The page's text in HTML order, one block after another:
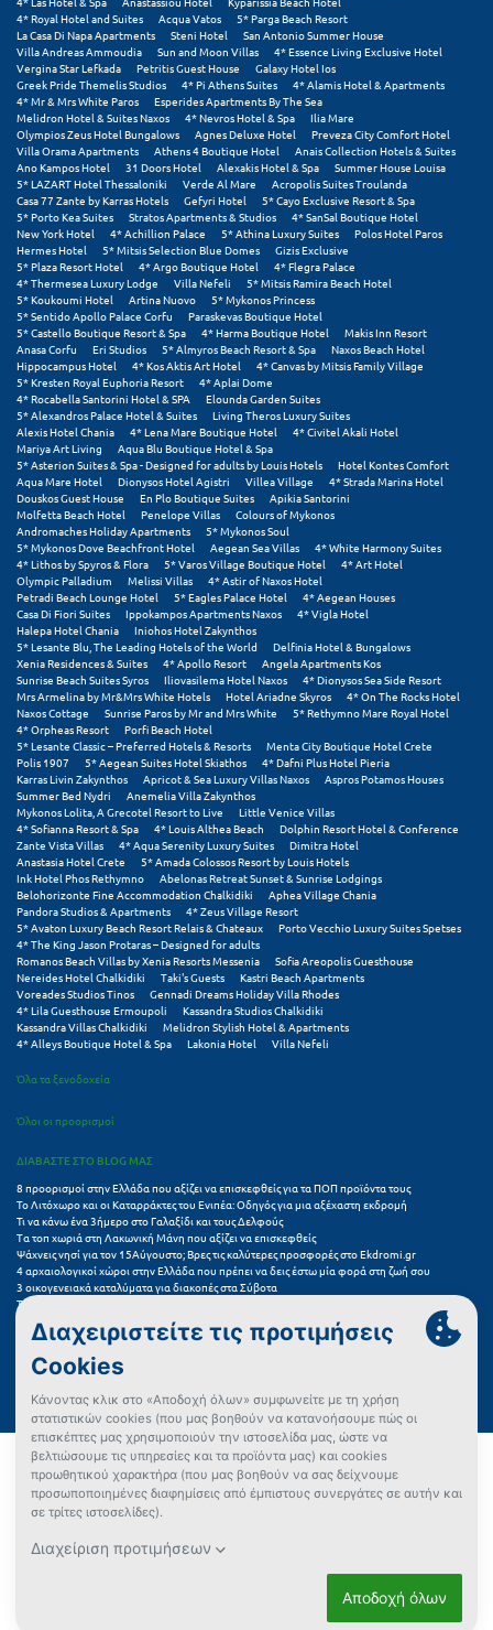
4* Royal Hotel and Suites
Acqua Vatos
5* Parga Beach Resort
La Casa Di Napa Apartments
Steni Hotel
San Antonio Summer House
Villa Andreas Ammoudia
Sun and Moon Villas
4* Essence Living Exclusive Hotel
Vergina Star Lefkada
Petritis Guest House
Galaxy Hotel Ios
Greek Pride Themelis Studios
4* Pi Athens Suites
4* Alamis Hotel & Apartments
4* Mr & Mrs White Paros
Esperides Apartments By The Sea
Melidron Hotel & Suites Naxos
4* Nevros Hotel & Spa
Ilia Mare
Olympios Zeus Hotel Bungalows
Agnes Deluxe Hotel
Preveza City Comfort Hotel
Villa Orama Apartments
Athens 4 Boutique Hotel
Anais Collection Hotels & Suites
Ano Kampos Hotel
31 Doors Hotel Alexakis Hotel & Spa
Summer House Louisa
5* LAZART Hotel Thessaloniki
Verde Al Mare
Acropolis Suites Troulanda
Casa 77 Zante by Karras Hotels
Gefyri Hotel
5* Cayo Exclusive Resort & Spa
5* Porto Kea Suites
Stratos Apartments & Studios
4* SanSal Boutique Hotel
New York Hotel
4* Achillion Palace 5* Athina Luxury Suites
Polos Hotel Paros
Hermes Hotel
5* Mitsis Selection Blue Domes
Gizis Exclusive
5* Plaza Resort Hotel
4* Argo Boutique Hotel
4* Flegra Palace
4* Thermesea Luxury Lodge
Villa Nefeli
5* Mitsis Ramira Beach Hotel
5* Koukoumi Hotel
Artina Nuovo
5* Mykonos Princess
5* Sentido Apollo Palace Corfu
Paraskevas Boutique Hotel
5* Castello Boutique Resort & Spa
4* Harma Boutique Hotel
Makis Inn Resort
Anasa Corfu
Eri Studios 5* Almyros Beach Resort & Spa
Naxos Beach Hotel
Hippocampus Hotel
4* Kos Aktis Art Hotel
4* Canvas by Mitsis Family Village
5* Kresten Royal Euphoria Resort
4* Aplai Dome
4* Rocabella Santorini Hotel & SPA
Elounda Garden Suites
5* Alexandros Palace Hotel & Suites
Living Theros Luxury Suites
Alexis Hotel Chania
4* Lena Mare Boutique Hotel
4* Civitel Akali Hotel
Mariya Art Living
Aqua Blu Boutique Hotel & Spa
5* Asterion Suites & Spa - Designed for adults by Louis Hotels
Hotel Kontes Comfort
Aqua Mare Hotel
Dionysos Hotel Agistri Villea Village
4* Strada Marina Hotel
Douskos Guest House
En Plo Boutique Suites
Apikia Santorini
Molfetta Beach Hotel
Penelope Villas
Colours of Mykonos
Andromaches Holiday Apartments
5* Mykonos Soul
5* Mykonos Dove Beachfront Hotel
Aegean Sea Villas
4* White Harmony Suites
4* Lithos by Spyros & Flora
5* Varos Village Boutique Hotel
4* Art Hotel
Olympic Palladium
Melissi Villas
4* Astir of Naxos Hotel
Petradi Beach Lounge Hotel
5* Eagles Palace Hotel
4* Aegean Houses
Casa Di Fiori Suites
Ippokampos Apartments Naxos
4* Vigla Hotel
Halepa Hotel Chania
Iniohos Hotel Zakynthos
5* Lesante Blu, The Leading Hotels of the World
Delfinia Hotel & Bungalows
Xenia Residences & Suites
4* Apollo Resort
Angela Apartments Kos
Sunrise Beach Suites Syros
Iliovasilema Hotel Naxos
4* Dionysos Sea Side Resort
Mrs Armelina by Mr&Mrs White Hotels
Hotel Ariadne Skyros
4* On The Rocks Hotel
Naxos Cottage
Sunrise Paros by Mr and Mrs White
5* Rethymno Mare Royal Hotel
4* Orpheas Resort
Porfi Beach Hotel
5* Lesante Classic – Preferred Hotels & Resorts
Menta City Boutique Hotel Crete
Polis 1907
5* Aegean Suites Hotel Skiathos
4* Dafni Plus Hotel Pieria
Karras Livin Zakynthos
Apricot & Sea Luxury Villas Naxos
Aspros Potamos Houses
Summer Bed Nydri
Anemelia Villa Zakynthos
Mykonos Lolita, A Grecotel Resort to Live
Little Venice Villas
4* Sofianna Resort & Spa
4* Louis Althea Beach
Dolphin Resort Hotel & Conference
Zante Vista Villas
4* Aqua Serenity Luxury Suites
Dimitra Hotel
Anastasia Hotel Crete
5* Amada Colossos Resort by Louis Hotels
Ink Hotel Phos Rethymno
Abelonas Retreat Sunset & Sunrise Lodgings
Belohorizonte Fine Accommodation Chalkidiki
Aphea Village Chania
Pandora Studios & Apartments
4* Zeus Village Resort
5* Avaton Luxury Beach Resort Relais & Chateaux
Porto Vecchio Luxury Suites Spetses
4* The King Jason Protaras – Designed for adults
Romanos Beach Villas by Xenia Resorts Messenia
Sofia Areopolis Guesthouse
Nereides Hotel Chalkidiki
Taki's Guests
Kastri Beach Apartments
Voreades Studios Tinos
Gennadi Dreams Holiday Villa Rhodes
4* Lila Guesthouse Ermoupoli
Kassandra Studios Chalkidiki
Kassandra Villas Chalkidiki
Melidron Stylish Hotel & Apartments
4* Alleys Boutique Hotel & Spa
Lakonia Hotel Villa Nefeli
Όλα τα ξενοδοχεία
Όλοι οι προορισμοί
ΔΙΑΒΑΣΤΕ ΣΤΟ BLOG ΜΑΣ
8 προορισμοί στην Ελλάδα που αξίζει να επισκεφθείς για τα ΠΟΠ προϊόντα τους
Το Λιτόχωρο και οι Καταρράκτες του Ενιπέα: Οδηγός για μια αξέχαστη εκδρομή
Τι να κάνω ένα 3ήμερο στο Γαλαξίδι και τους Δελφούς
Τα τοπ χωριά στη Λακωνική Μάνη που αξίζει να επισκεφθείς
Ψάχνεις νησί για τον 15Αύγουστο; Βρες τις καλύτερες προσφορές στο Ekdromi.gr
4 αρχαιολογικοί χώροι στην Ελλάδα που πρέπει να δεις έστω μία φορά στη ζωή σου
3 οικογενειακά καταλύματα για διακοπές στα Σύβοτα
Τα 11 καλύτερα καλοκαιρινά resorts στην Ελλάδα
7 μικρά ελληνικά νησιά για αξέχαστες καλοκαιρινές διακοπές
5+1 ινσταγκραμικές παραλίες στην Ελλάδα που αξίζουν μια θέση στο feed σου
Συχνές Ερωτήσεις (FAQs) για Ξενοδοχεία
Όροι χρήσης
Πολιτική Προστασίας Προσωπικών Δεδομένων
Πολιτική Cookies
Πώς μπορώ να αγοράσω;